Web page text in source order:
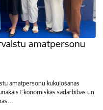
amatpersonu
amatpersonu kukuļošanas
Ekonomiskās sadarbības un